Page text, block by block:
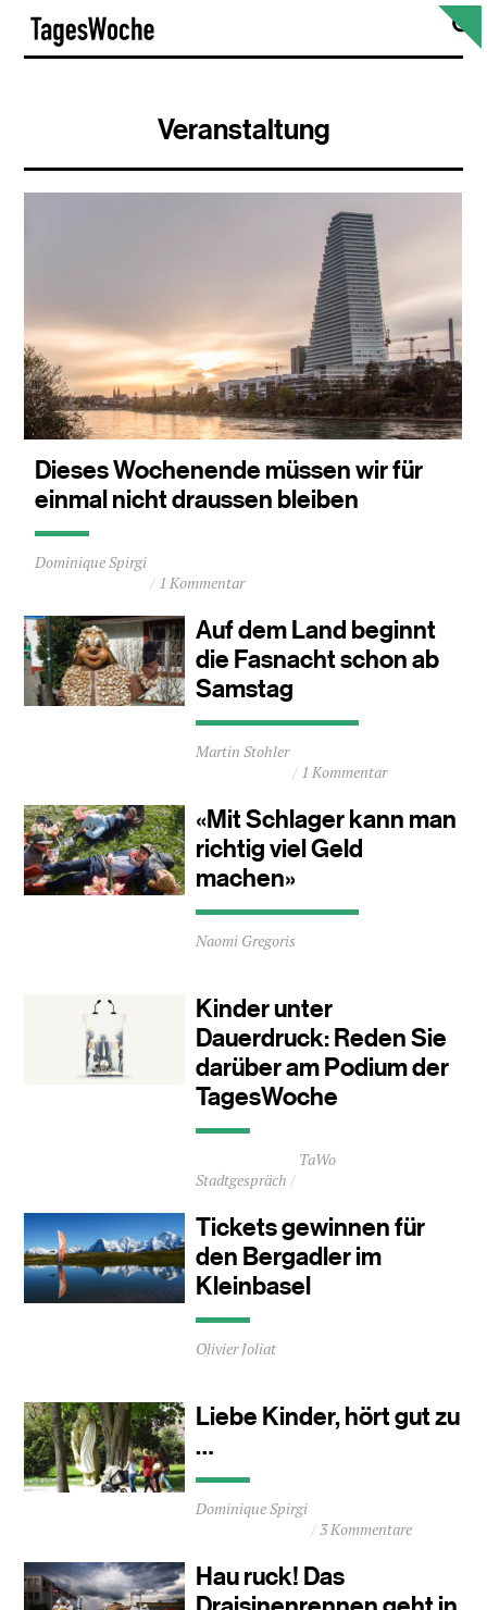
Skip
content
Veranstaltung
Dieses Wochenende müssen wir für
einmal nicht draussen bleiben
Durchschnittliche
Lesezeit
0
Minuten
Dominique Spirgi
1 Kommentar
Auf dem Land beginnt
die Fasnacht schon ab
Samstag
Durchschnittliche
Lesezeit
Minuten
Martin Stohler
1 Kommentar
«Mit Schlager kann man
richtig viel Geld
machen»
Durchschnittliche
Lesezeit
Minuten
Naomi Gregoris
Kinder unter
Dauerdruck: Reden Sie
darüber am Podium der
TagesWoche
Durchschnittliche
ca.
Minuten
Stadtgespräch
TaWo
Tickets gewinnen für
den Bergadler im
Kleinbasel
Durchschnittliche
Lesezeit
Minuten
Olivier Joliat
Liebe Kinder, hört gut zu
…
Durchschnittliche
Lesezeit
Minuten
Dominique Spirgi
3 Kommentare
Hau ruck! Das